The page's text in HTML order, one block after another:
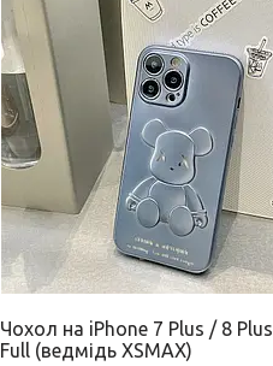
Чохол на iPhone 7 Plus / 8 Plus
Full (ведмідь XSMAX)